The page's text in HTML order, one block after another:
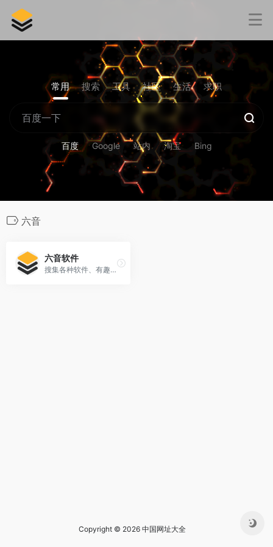
常用 搜索 工具 社区 生活 求职
百度 Google 站内 淘宝 Bing
六音
六音软件
搜集各种软件、有趣的内容、实用的教程等
Copyright © 2026 中国网址大全